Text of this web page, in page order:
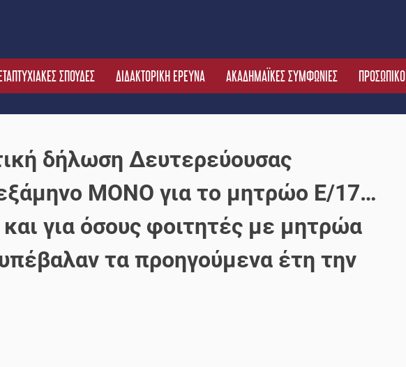
ΣΠΟΥΔΕΣ ΔΙΔΑΚΤΟΡΙΚΗ ΕΡΕΥΝΑ ΑΚΑΔΗΜΑΪΚΕΣ ΣΥΜΦΩΝΙΕΣ ΠΡΟΣΩΠΙΚΟ
δήλωση Δευτερεύουσας
MONO για το μητρώο Ε/17…
για όσους φοιτητές με μητρώα
τα προηγούμενα έτη την